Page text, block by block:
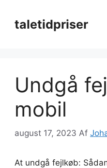
indholdtaletidpriser
Undgå
mobil
august 17, 2023 Af
At undgå fejlkøb: